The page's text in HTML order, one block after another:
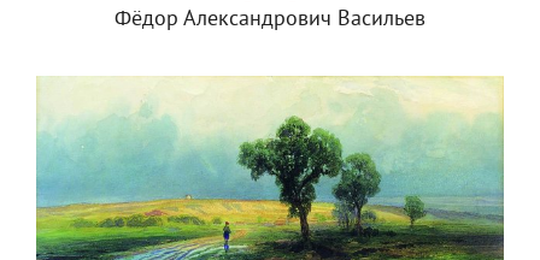
Фёдор Александрович Васильев